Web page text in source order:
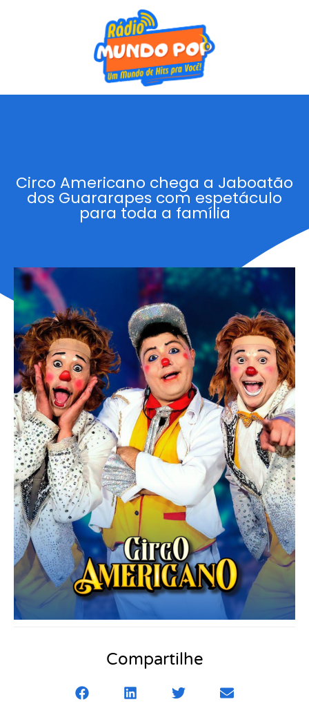
Circo Americano chega a Jaboatão
dos Guararapes com espetáculo
para toda a família
Compartilhe